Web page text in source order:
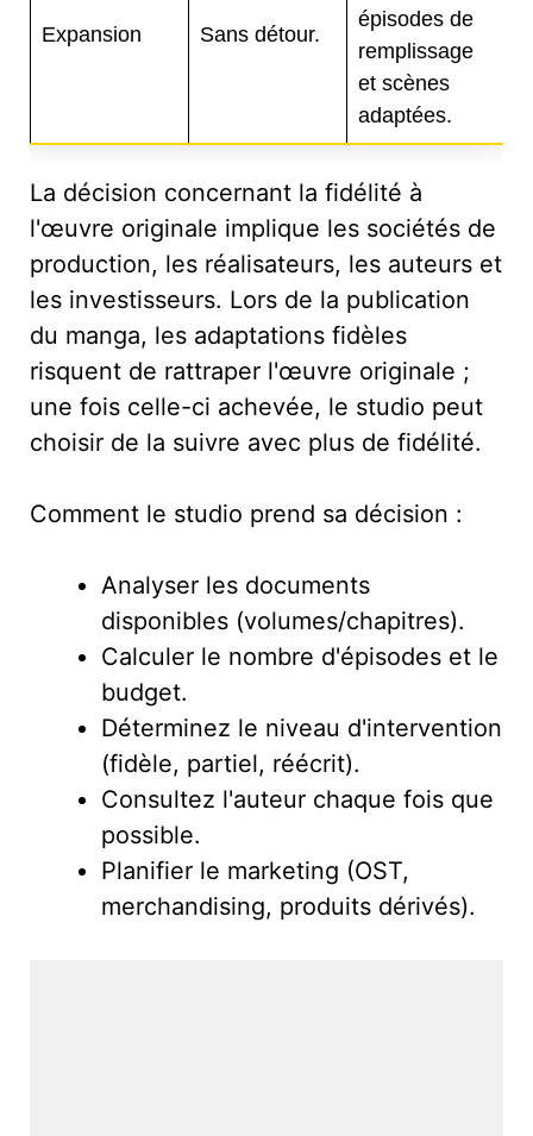
Expansion Sans détour.
épisodes de
remplissage
et scènes
adaptées.
La décision concernant la fidélité à
l'œuvre originale implique les sociétés de
production, les réalisateurs, les auteurs et
les investisseurs. Lors de la publication
du manga, les adaptations fidèles
risquent de rattraper l'œuvre originale ;
une fois celle-ci achevée, le studio peut
choisir de la suivre avec plus de fidélité.
Comment le studio prend sa décision :
Analyser les documents
disponibles (volumes/chapitres).
Calculer le nombre d'épisodes et le
budget.
Déterminez le niveau d'intervention
(fidèle, partiel, réécrit).
Consultez l'auteur chaque fois que
possible.
Planifier le marketing (OST,
merchandising, produits dérivés).